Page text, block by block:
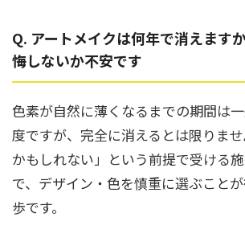
Q. アートメイクは何年で消えます
悔しないか不安です
色素が自然に薄くなるまでの期間は
度ですが、完全に消えるとは限りま
かもしれない」という前提で受ける
で、デザイン・色を慎重に選ぶこと
歩です。